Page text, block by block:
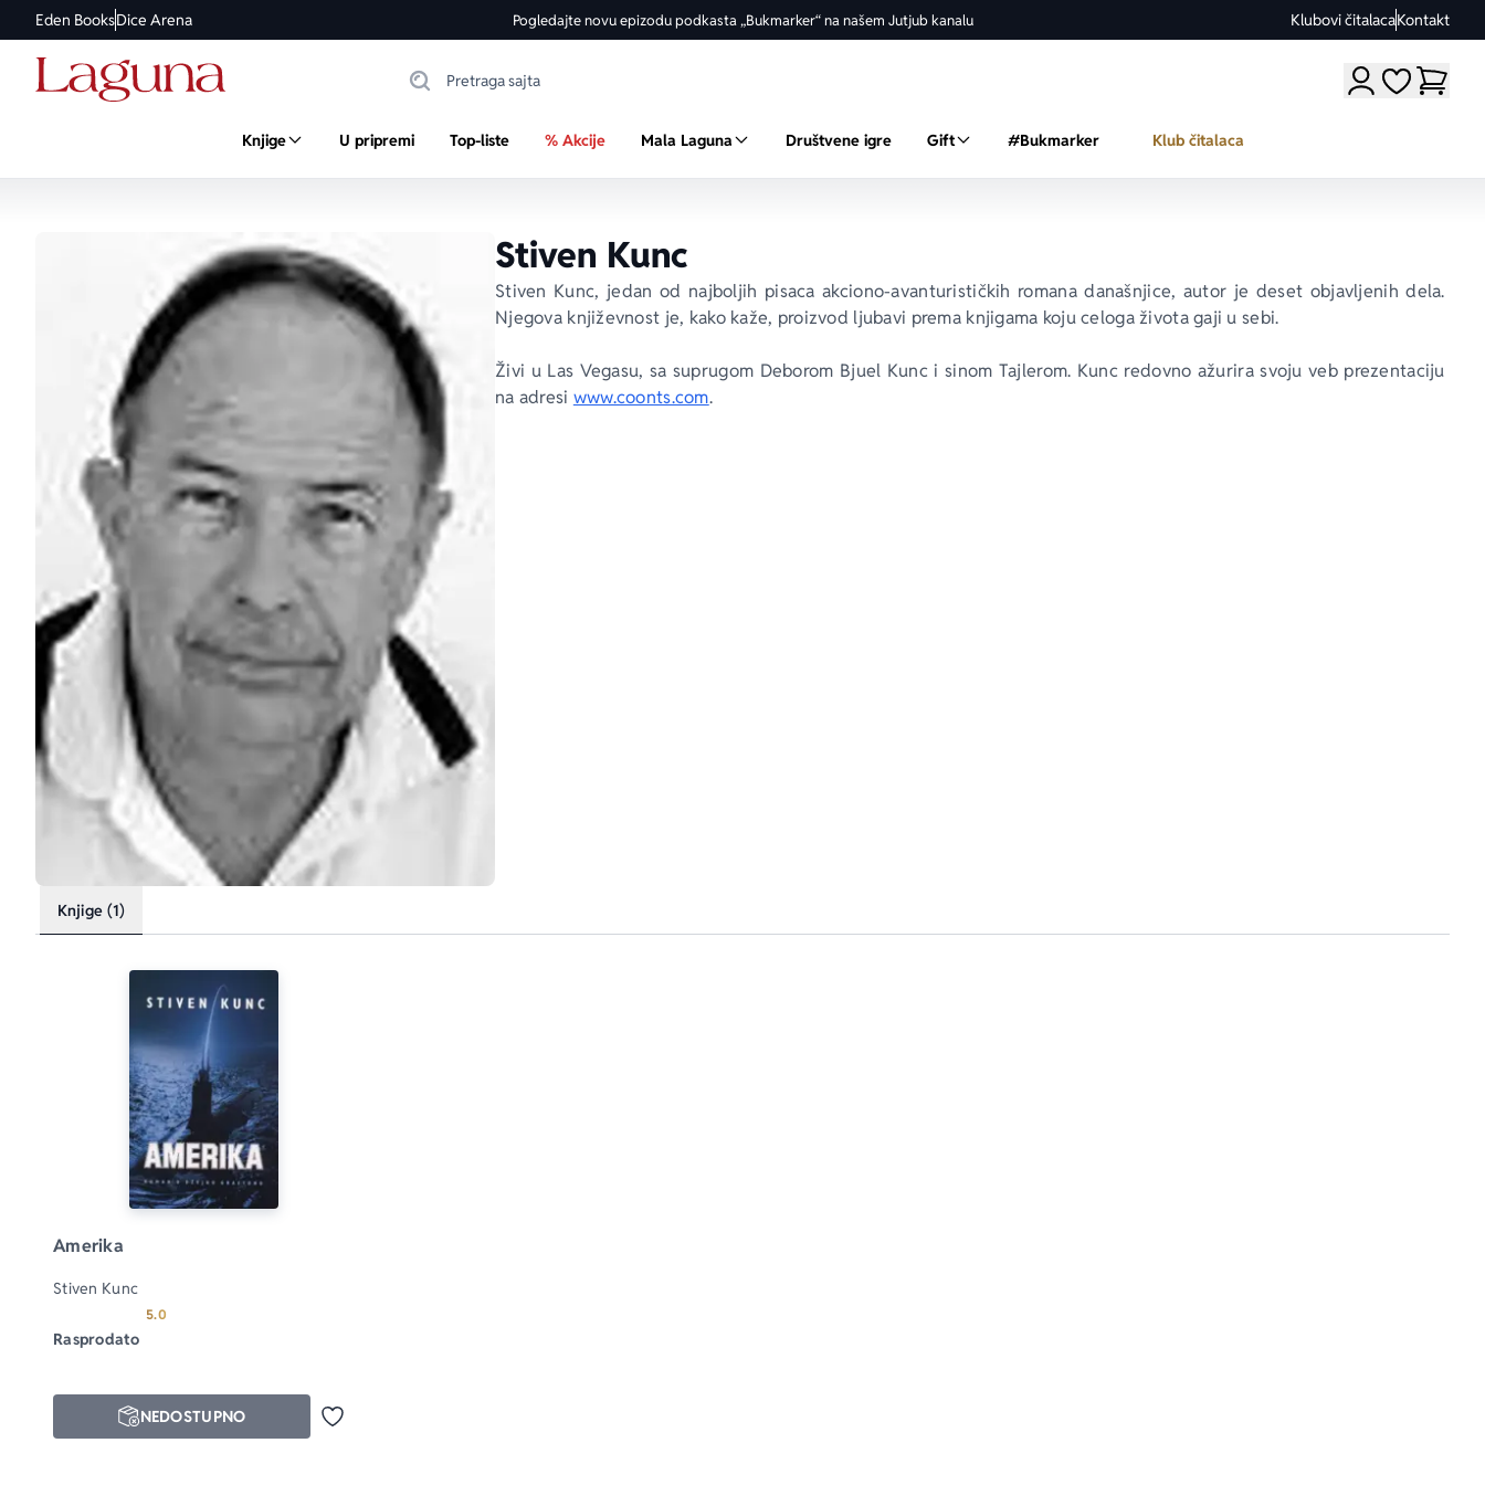
Eden BooksDice Arena Pogledajte novu epizodu podkasta „Bukmarker“ na našem Jutjub kanalu Klubovi čitalacaKontakt
Moji omiljeni
Knjige U pripremi Top-liste % Akcije Mala Laguna Društvene igre Gift #Bukmarker Klub čitalaca
Stiven Kunc
Stiven Kunc, jedan od najboljih pisaca akciono-avanturističkih romana današnjice, autor je deset objavljenih dela.
Njegova književnost je, kako kaže, proizvod ljubavi prema knjigama koju celoga života gaji u sebi.
Živi u Las Vegasu, sa suprugom Deborom Bjuel Kunc i sinom Tajlerom. Kunc redovno ažurira svoju veb prezentaciju
na adresi www.coonts.com.
Knjige (1)
Amerika
Stiven Kunc
5.0Prosecna ocena je 5.0 od 5
Rasprodato
Dodaj u omiljene
NEDOSTUPNO